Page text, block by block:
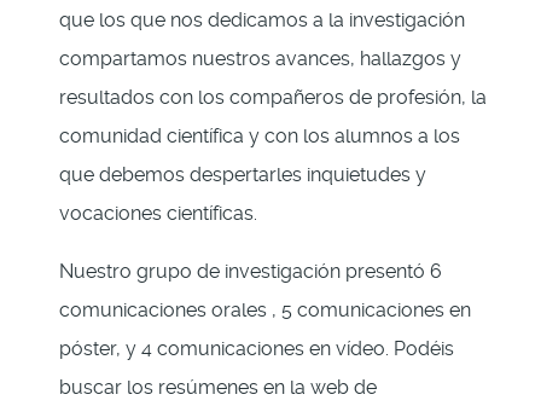
que los que nos dedicamos a la investigación
compartamos nuestros avances, hallazgos y
resultados con los compañeros de profesión, la
comunidad científica y con los alumnos a los
que debemos despertarles inquietudes y
vocaciones científicas.
Nuestro grupo de investigación presentó 6
comunicaciones orales , 5 comunicaciones en
póster, y 4 comunicaciones en vídeo. Podéis
buscar los resúmenes en la web de